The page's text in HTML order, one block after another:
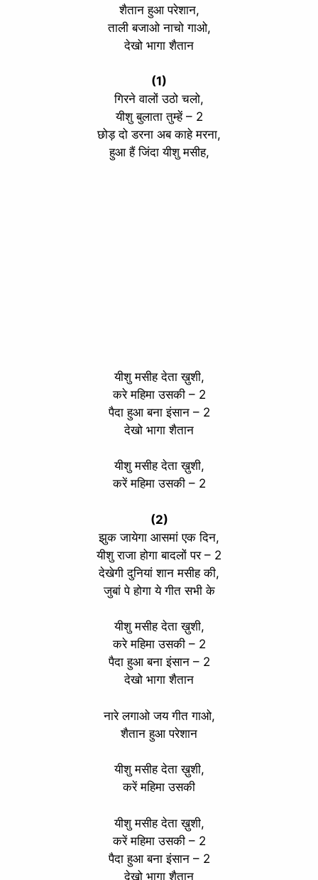
शैतान हुआ परेशान,
ताली बजाओ नाचो गाओ,
देखो भागा शैतान
(1)
गिरने वालों उठो चलो,
यीशु बुलाता तुम्हें – 2
छोड़ दो डरना अब काहे मरना,
हुआ हैं जिंदा यीशु मसीह,
यीशु मसीह देता ख़ुशी,
करे महिमा उसकी – 2
पैदा हुआ बना इंसान – 2
देखो भागा शैतान
यीशु मसीह देता ख़ुशी,
करें महिमा उसकी – 2
(2)
झुक जायेगा आसमां एक दिन,
यीशु राजा होगा बादलों पर – 2
देखेगी दुनियां शान मसीह की,
जुबां पे होगा ये गीत सभी के
यीशु मसीह देता ख़ुशी,
करे महिमा उसकी – 2
पैदा हुआ बना इंसान – 2
देखो भागा शैतान
नारे लगाओ जय गीत गाओ,
शैतान हुआ परेशान
यीशु मसीह देता ख़ुशी,
करें महिमा उसकी
यीशु मसीह देता ख़ुशी,
करें महिमा उसकी – 2
पैदा हुआ बना इंसान – 2
देखो भागा शैतान